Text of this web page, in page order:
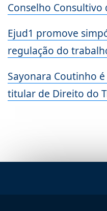
Conselho Consultivo
Ejud1 promove
regulação do
Sayonara Coutinho
titular de Direito do